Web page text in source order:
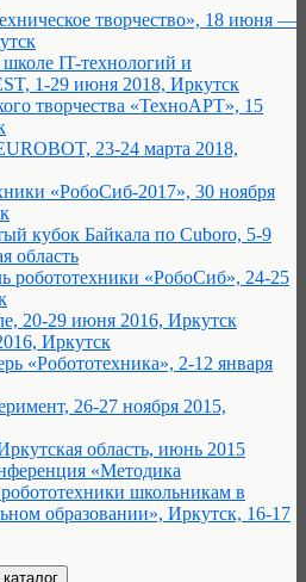
творчество», 18 июня —
IT-технологий и
1-29 июня 2018, Иркутск
творчества «ТехноАРТ», 15
23-24 марта 2018,
«РобоСиб-2017», 30 ноября
кубок Байкала по Cuboro, 5-9
область
робототехники «РобоСиб», 24-25
20-29 июня 2016, Иркутск
Иркутск
«Робототехника», 2-12 января
26-27 ноября 2015,
область, июнь 2015
«Методика
школьникам в
образовании», Иркутск, 16-17